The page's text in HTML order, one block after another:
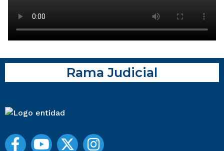
Rama Judicial